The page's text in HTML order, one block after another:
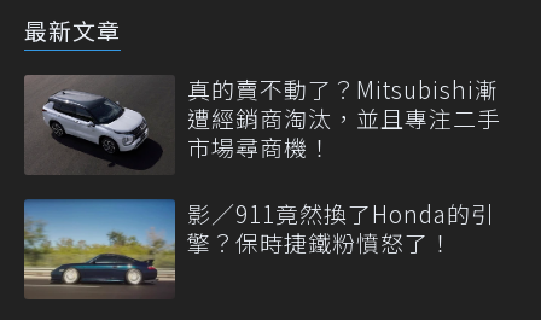
最新文章
真的賣不動了？Mitsubishi漸
遭經銷商淘汰，並且專注二手
市場尋商機！
影／911竟然換了Honda的引
擎？保時捷鐵粉憤怒了！